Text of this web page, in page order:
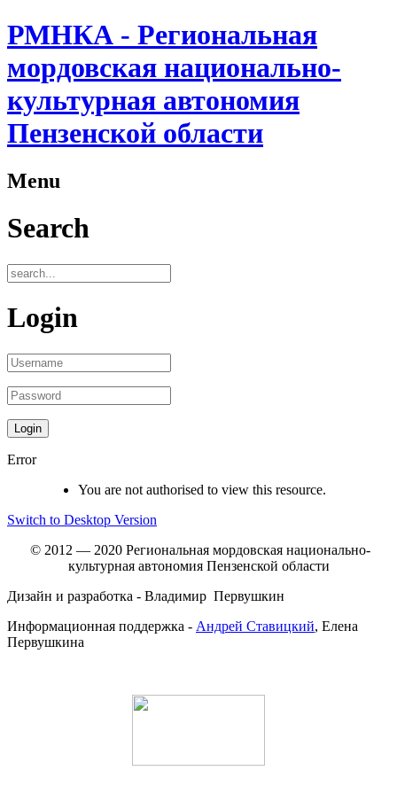
РМНКА - Региональная
мордовская национально-
культурная автономия
Пензенской области
Menu
Search
Login
Error
You are not authorised to view this resource.
Switch to Desktop Version
© 2012 — 2020 Региональная мордовская национально-
культурная автономия Пензенской области
Дизайн и разработка - Владимир Первушкин
Информационная поддержка - Андрей Ставицкий, Елена
Первушкина